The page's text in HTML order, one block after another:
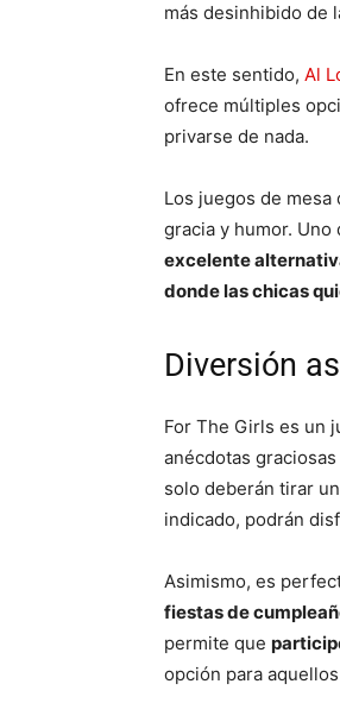
más desinhibido de
En este sentido, Al
ofrece múltiples
privarse de nada.
Los juegos de
gracia y humor.
excelente
donde las chicas
Diversión
For The Girls es un
anécdotas
solo deberán tirar
indicado, podrán
Asimismo, es
fiestas de
permite que
opción para